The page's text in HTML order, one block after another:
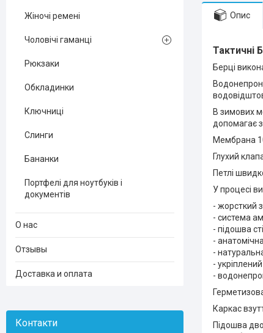
Опис
Тактичні
Берці
В зимових
допомагає
Мембрана
Глухий
Петлі
У процесі
- жорсткий
- система
- підошва
-
-
-
-
Каркас
Підошва
Жіночі ремені
Чоловічі гаманці
Рюкзаки
Обкладинки
Ключниці
Слинги
Бананки
Портфелі для ноутбуків і
документів
О нас
Отзывы
Доставка и оплата